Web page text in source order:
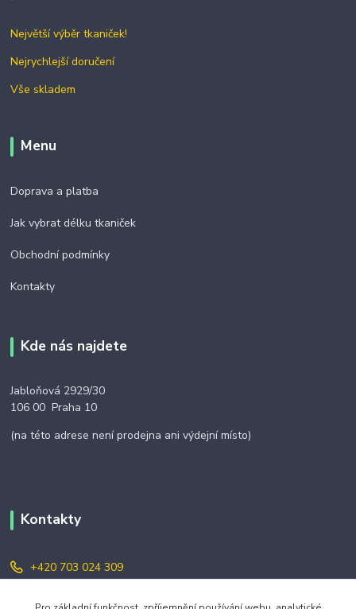
Největší výběr tkaniček!
Nejrychlejší doručení
Vše skladem
Menu
Doprava a platba
Jak vybrat délku tkaniček
Obchodní podmínky
Kontakty
Kde nás najdete
Jabloňová 2929/30
106 00 Praha 10
(na této adrese není prodejna ani výdejní místo)
Kontakty
+420 703 024 309
objednavky@zavazuj.cz